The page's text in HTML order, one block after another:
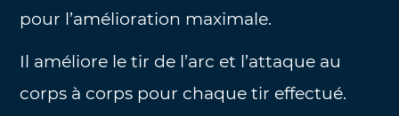
pour l’amélioration maximale.
Il améliore le tir de l’arc et l’attaque au
corps à corps pour chaque tir effectué.